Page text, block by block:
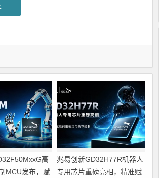
高
MCU发布，赋
兆易创新GD32H77R机器人
专用芯片重磅亮相，精准赋